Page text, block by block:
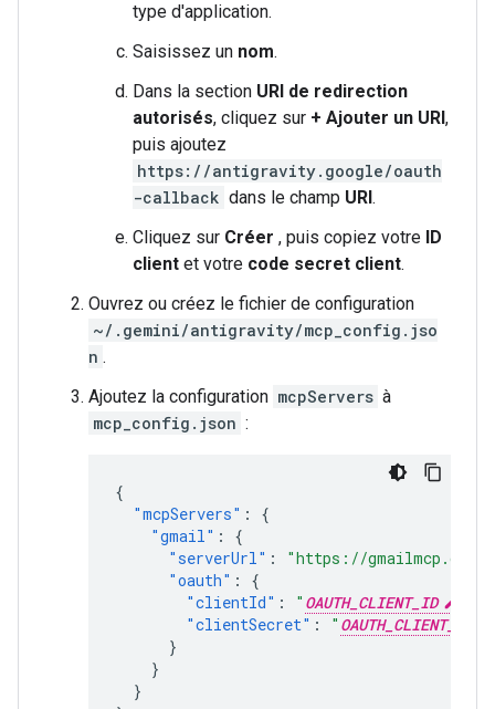
type d'application.
Saisissez un nom.
Dans la section URI de redirection
autorisés, cliquez sur + Ajouter un URI,
puis ajoutez
https://antigravity.google/oauth
-callback dans le champ URI.
Cliquez sur Créer , puis copiez votre ID
client et votre code secret client.
Ouvrez ou créez le fichier de configuration
~/.gemini/antigravity/mcp_config.jso
n .
Ajoutez la configuration mcpServers à
mcp_config.json :
{
"mcpServers" :
{
"gmail" :
{
"serverUrl" :
"https://
"oauth" :
{
"clientId" : " OAUTH_CLIENT_ID
"clientSecret" : "
}
}
}